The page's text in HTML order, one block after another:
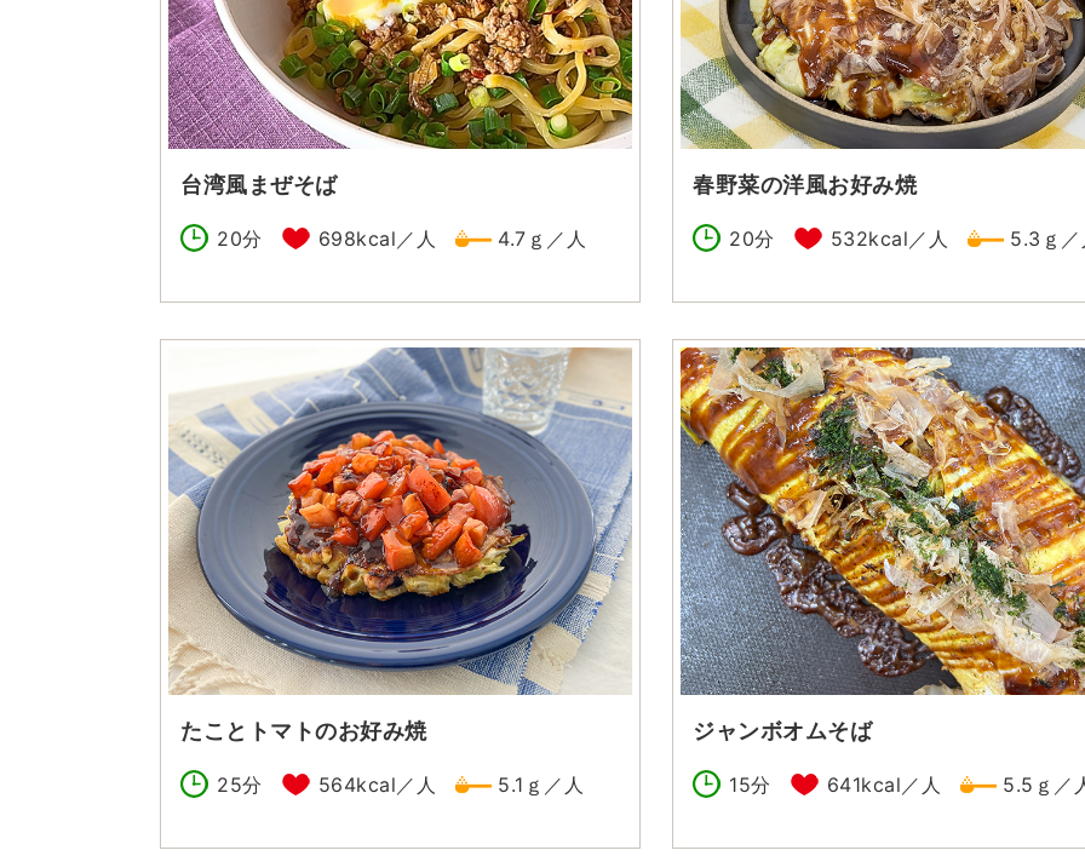
台湾風まぜそば
20分 698kcal／人 4.7ｇ／人
春野菜の洋風お好み焼
20分 532kcal／人 5.3ｇ／
たことトマトのお好み焼
25分 564kcal／人 5.1ｇ／人
ジャンボオムそば
15分 641kcal／人 5.5ｇ／